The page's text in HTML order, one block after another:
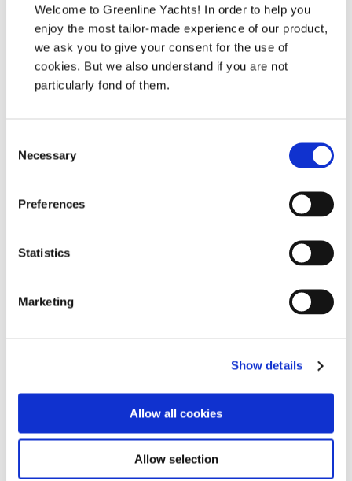
Welcome to Greenline Yachts! In order to help you
enjoy the most tailor-made experience of our product,
we ask you to give your consent for the use of
cookies. But we also understand if you are not
particularly fond of them.
Selection
Necessary
Preferences
Statistics
Marketing
Show details
Allow all cookies
Allow selection
Umweltbewusstsein in den Vordergrund stellen.
Feiern Sie die Greenline 33 - eine Pionieryacht, die die
Branche verändert und unsere Bewunderung geweckt hat.
Freuen Sie sich auf die Zukunft von Greenline Yachts - eine
Lebe wohl, Greenline 33. Du wirst immer einen besonderen
Platz in unseren Herzen haben, und wir sind dankbar für die
unvergesslichen Momente, die du unzähligen Familien auf